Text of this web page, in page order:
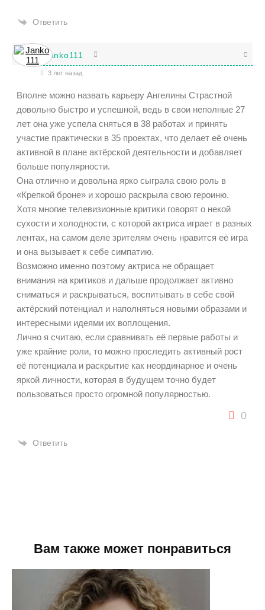
Ответить
Janko111
3 лет назад
Вполне можно назвать карьеру Ангелины Страстной
довольно быстро и успешной, ведь в свои неполные 27
лет она уже успела сняться в 38 работах и принять
участие практически в 35 проектах, что делает её очень
активной в плане актёрской деятельности и добавляет
больше популярности.
Она отлично и довольна ярко сыграла свою роль в
«Крепкой броне» и хорошо раскрыла свою героиню.
Хотя многие телевизионные критики говорят о некой
сухости и холодности, с которой актриса играет в разных
лентах, на самом деле зрителям очень нравится её игра
и она вызывает к себе симпатию.
Возможно именно поэтому актриса не обращает
внимания на критиков и дальше продолжает активно
сниматься и раскрываться, воспитывать в себе свой
актёрский потенциал и наполняться новыми образами и
интересными идеями их воплощения.
Лично я считаю, если сравнивать её первые работы и
уже крайние роли, то можно проследить активный рост
её потенциала и раскрытие как неординарное и очень
яркой личности, которая в будущем точно будет
пользоваться просто огромной популярностью.
0
Ответить
Вам также может понравиться